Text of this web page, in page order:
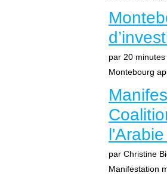
par 20 minutes
Montebourg
par Christine
Manifestation